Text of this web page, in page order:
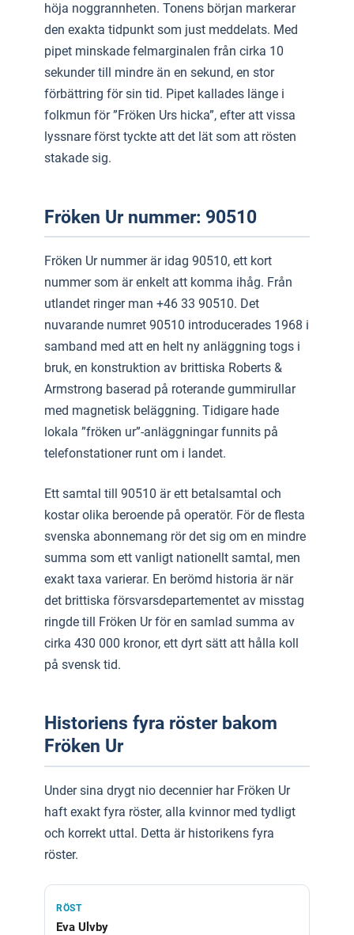
höja noggrannheten. Tonens början markerar
den exakta tidpunkt som just meddelats. Med
pipet minskade felmarginalen från cirka 10
sekunder till mindre än en sekund, en stor
förbättring för sin tid. Pipet kallades länge i
folkmun för ”Fröken Urs hicka”, efter att vissa
lyssnare först tyckte att det lät som att rösten
stakade sig.
Fröken Ur nummer: 90510
Fröken Ur nummer är idag 90510, ett kort
nummer som är enkelt att komma ihåg. Från
utlandet ringer man +46 33 90510. Det
nuvarande numret 90510 introducerades 1968 i
samband med att en helt ny anläggning togs i
bruk, en konstruktion av brittiska Roberts &
Armstrong baserad på roterande gummirullar
med magnetisk beläggning. Tidigare hade
lokala ”fröken ur”-anläggningar funnits på
telefonstationer runt om i landet.
Ett samtal till 90510 är ett betalsamtal och
kostar olika beroende på operatör. För de flesta
svenska abonnemang rör det sig om en mindre
summa som ett vanligt nationellt samtal, men
exakt taxa varierar. En berömd historia är när
det brittiska försvarsdepartementet av misstag
ringde till Fröken Ur för en samlad summa av
cirka 430 000 kronor, ett dyrt sätt att hålla koll
på svensk tid.
Historiens fyra röster bakom
Fröken Ur
Under sina drygt nio decennier har Fröken Ur
haft exakt fyra röster, alla kvinnor med tydligt
och korrekt uttal. Detta är historikens fyra
röster.
Eva Ulvby